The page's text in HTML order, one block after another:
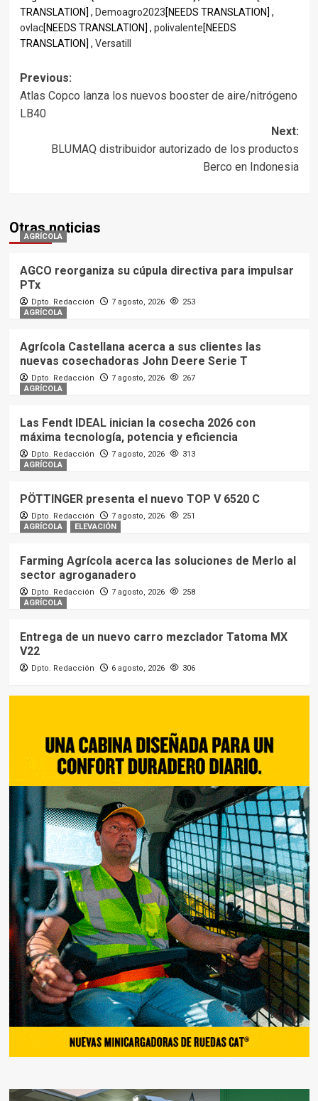
TRANSLATION] , Demoagro2023[NEEDS TRANSLATION] ,
ovlac[NEEDS TRANSLATION] , polivalente[NEEDS
TRANSLATION] , Versatill
Post
navigation
Previous:
Atlas Copco lanza los nuevos booster de aire/nitrógeno
LB40
Next:
BLUMAQ distribuidor autorizado de los productos
Berco en Indonesia
Otras noticias
AGRÍCOLA
AGCO reorganiza su cúpula directiva para impulsar
PTx
Dpto. Redacción 7 agosto, 2026
253
AGRÍCOLA
Agrícola Castellana acerca a sus clientes las
nuevas cosechadoras John Deere Serie T
Dpto. Redacción 7 agosto, 2026
267
AGRÍCOLA
Las Fendt IDEAL inician la cosecha 2026 con
máxima tecnología, potencia y eficiencia
Dpto. Redacción 7 agosto, 2026
313
AGRÍCOLA
PÖTTINGER presenta el nuevo TOP V 6520 C
Dpto. Redacción 7 agosto, 2026
251
AGRÍCOLA
ELEVACIÓN
Farming Agrícola acerca las soluciones de Merlo al
sector agroganadero
Dpto. Redacción 7 agosto, 2026
258
AGRÍCOLA
Entrega de un nuevo carro mezclador Tatoma MX
V22
Dpto. Redacción 6 agosto, 2026 306